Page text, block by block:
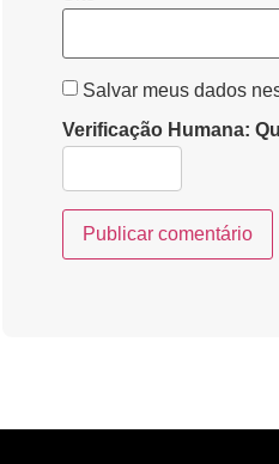
Salvar meus dados
Verificação Humana: